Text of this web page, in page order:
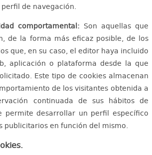
de navegación.
comportamental: Son aquellas que
de la forma más eficaz posible, de los
que, en su caso, el editor haya incluido
aplicación o plataforma desde la que
Este tipo de cookies almacenan
de los visitantes obtenida a
continuada de sus hábitos de
permite desarrollar un perfil específico
publicitarios en función del mismo.